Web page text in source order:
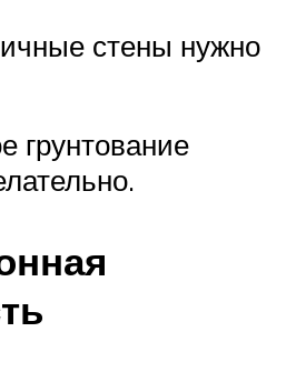
стены нужно
грунтование